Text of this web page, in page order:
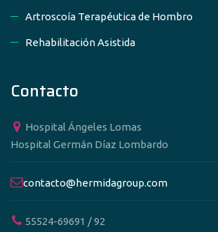
Artroscoía Terapéutica de Hombro
Rehabilitación Asistida
Contacto
Hospital Ángeles Lomas
Hospital Germán Díaz Lombardo
contacto@hermidagroup.com
55524-69691 / 92